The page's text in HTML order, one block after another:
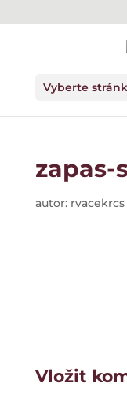
Vyberte
zapas-
autor: rvacekrcs
Vložit